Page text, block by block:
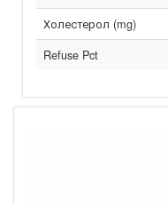
Холестерол (mg)
Refuse Pct